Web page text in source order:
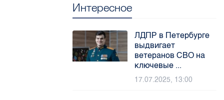
Интересное
ЛДПР в Петербурге
выдвигает
ветеранов СВО на
ключевые ...
17.07.2025, 13:00